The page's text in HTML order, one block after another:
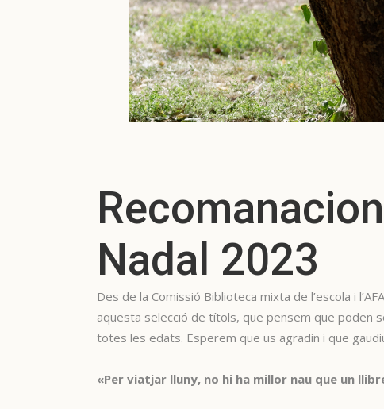
Nadal 2023
Des de la Comissió Biblioteca mixta de l’escola i
aquesta selecció de títols, que pensem que poden
totes les edats. Esperem que us agradin i que
«Per viatjar lluny, no hi ha millor nau que un